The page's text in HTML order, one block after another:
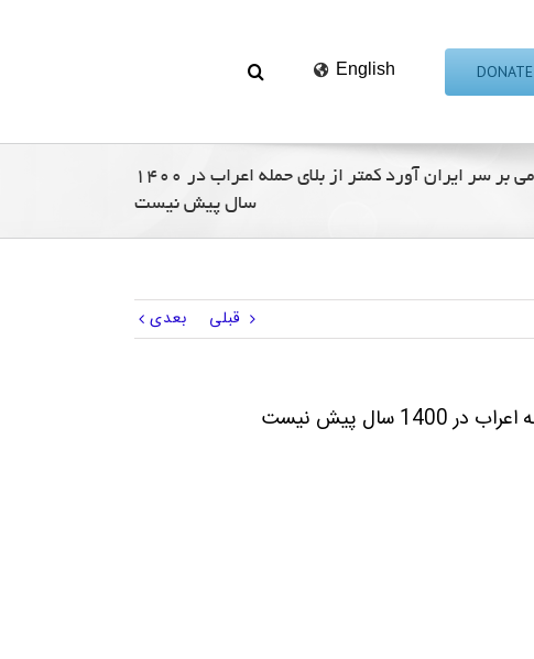
English
بلایی که جمهوری اسلامی بر سر ایران آورد کمتر از بلای حمله اعراب در 1400
سال پیش نیست
قبلی بعدی
پیش نیست